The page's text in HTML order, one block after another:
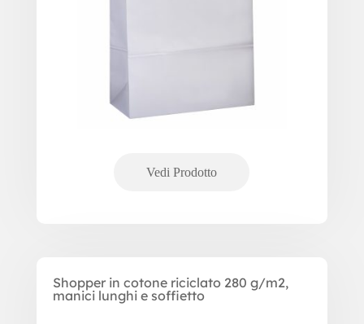
Shopper in cotone riciclato 280 g/m2,
manici lunghi e soffietto